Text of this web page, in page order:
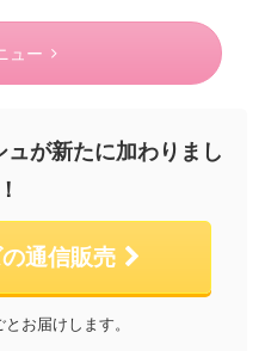
ュー
が新たに加わりまし
通信販売
お届けします。